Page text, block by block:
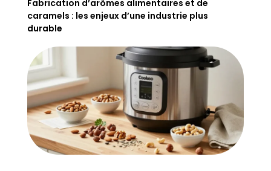
Fabrication d’arômes alimentaires et de
caramels : les enjeux d’une industrie plus
durable